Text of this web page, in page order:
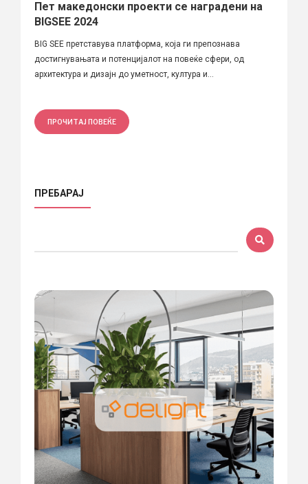
Пет македонски проекти се наградени на
BIGSEE 2024
BIG SEE претставува платформа, која ги препознава
достигнувањата и потенцијалот на повеќе сфери, од
архитектура и дизајн до уметност, култура и...
ПРОЧИТАЈ ПОВЕЌЕ
ПРЕБАРАЈ